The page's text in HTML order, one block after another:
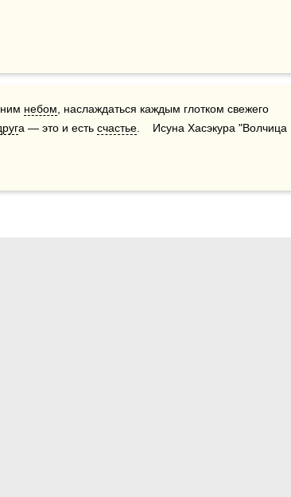
небом , наслаждаться каждым глотком свежего
а — это и есть счастье .    Исуна Хасэкура "Волчица